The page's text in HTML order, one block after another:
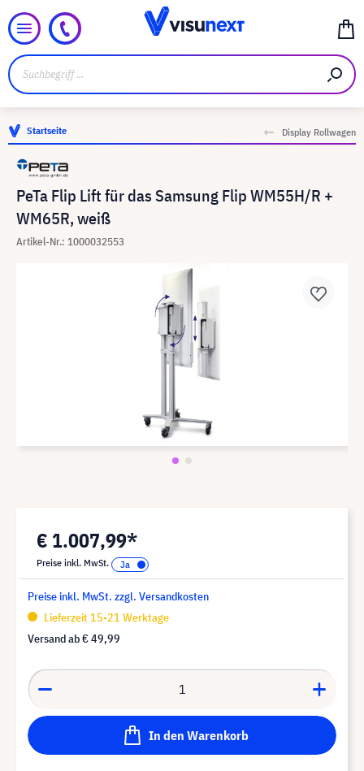
Startseite Display Rollwagen
PeTa Flip Lift für das Samsung Flip WM55H/R +
WM65R, weiß
Artikel-Nr.: 1000032553
€ 1.007,99*
Preise inkl. MwSt.
Preise inkl. MwSt. zzgl. Versandkosten
Lieferzeit 15-21 Werktage
Versand ab€ 49,99
In den Warenkorb